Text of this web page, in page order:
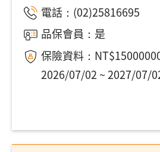
電話： (02)25816695
品保會員：是
保險資料：
2026/07/02 ~ 2027/07/